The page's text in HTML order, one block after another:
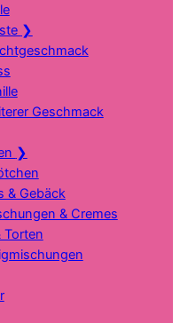
❯
Geschmack
❯
& Gebäck
& Cremes
Torten